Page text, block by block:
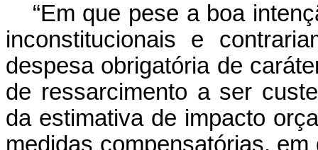
“Em que pese a boa
inconstitucionais e
despesa obrigatória de
de ressarcimento a ser
da estimativa de impacto
medidas compensatórias,